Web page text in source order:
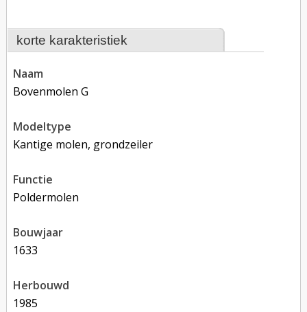
korte karakteristiek
naam
Bovenmolen G
modeltype
Kantige molen, grondzeiler
functie
poldermolen
bouwjaar
1633
herbouwd
1985